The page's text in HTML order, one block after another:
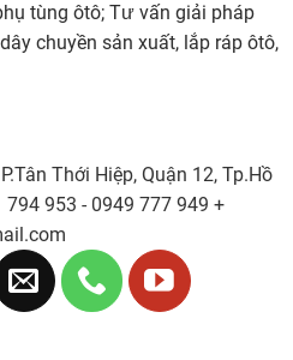
tùng ôtô; Tư vấn giải pháp
chuyền sản xuất, lắp ráp ôtô,
Thới Hiệp, Quận 12, Tp.Hồ
794 953 - 0949 777 949 +